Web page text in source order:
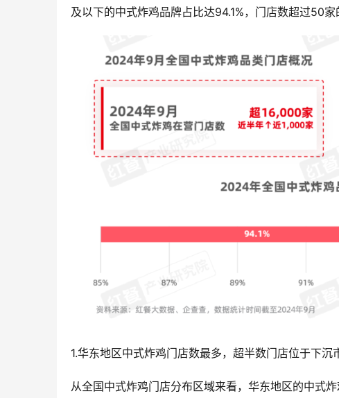
及以下的中式炸鸡品牌占比达94.1%，门店数超过50家
1.华东地区中式炸鸡门店数最多，超半数门店位于下沉
从全国中式炸鸡门店分布区域来看，华东地区的中式